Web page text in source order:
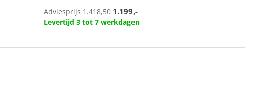
Adviesprijs1.418,50 1.199,-
Levertijd 3 tot 7 werkdagen